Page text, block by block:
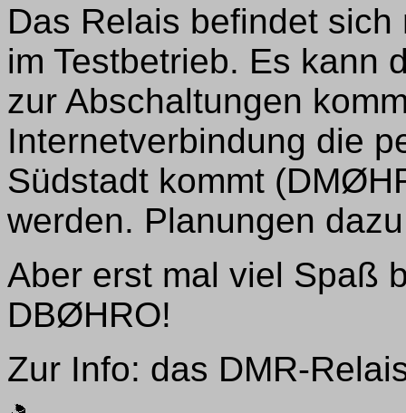
Das Relais befindet
im Testbetrieb. Es kann
zur Abschaltungen
Internetverbindung die
Südstadt kommt
werden. Planungen
Aber erst mal viel Spaß
DBØHRO!
Zur Info: das DMR-